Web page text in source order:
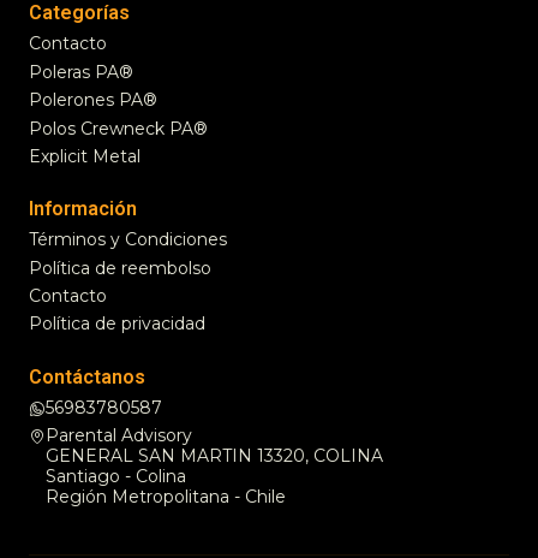
Categorías
Contacto
Poleras PA®
Polerones PA®
Polos Crewneck PA®
Explicit Metal
Información
Términos y Condiciones
Política de reembolso
Contacto
Política de privacidad
Contáctanos
56983780587
Parental Advisory
GENERAL SAN MARTIN 13320, COLINA
Santiago - Colina
Región Metropolitana - Chile